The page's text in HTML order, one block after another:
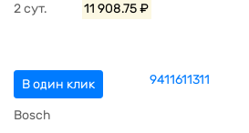
2 сут.
11 908.75 ₽
В один клик 9411611311
Bosch